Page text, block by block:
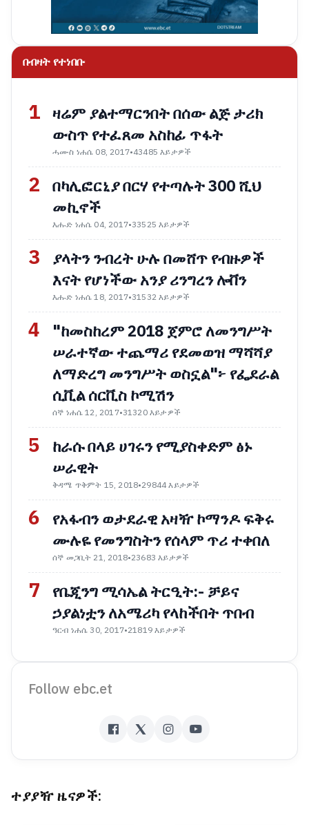
በብዛት የተነበቡ
1 ዛሬም ያልተማርንበት በሰው ልጅ ታሪክ
ውስጥ የተፈጸመ አስከፊ ጥፋት
ሓሙስ ነሐሴ 08, 2017•43485 እይታዎች
2 በካሊፎርኒያ በርሃ የተጣሉት 300 ሺህ
መኪኖች
እሑድ ነሐሴ 04, 2017•33525 እይታዎች
3
ያላትን ንብረት ሁሉ በመሸጥ የብዙዎች
እናት የሆነችው አንያ ሪንግረን ሎቨን
እሑድ ነሐሴ 18, 2017•31532 እይታዎች
4
"ከመስከረም 2018 ጀምሮ ለመንግሥት
ሠራተኛው ተጨማሪ የደመወዝ ማሻሻያ
ለማድረግ መንግሥት ወስኗል"፦ የፌደራል
ሲቪል ሰርቪስ ኮሚሽን
ሰኞ ነሐሴ 12, 2017•31320 እይታዎች
5
ከራሱ በላይ ሀገሩን የሚያስቀድም ፅኑ
ሠራዊት
ቅዳሜ ጥቅምት 15, 2018•29844 እይታዎች
6
የአፋብን ወታደራዊ አዛዥ ኮማንዶ ፍቅሩ
ሙሉዬ የመንግስትን የሰላም ጥሪ ተቀበለ
ሰኞ መጋቢት 21, 2018•23683 እይታዎች
7
የቤጂንግ ሚሳኤል ትርዒት:- ቻይና
ኃያልነቷን ለአሜሪካ የላከችበት ጥበብ
ዓርብ ነሐሴ 30, 2017•21819 እይታዎች
Follow ebc.et
ተያያዥ ዜናዎች: